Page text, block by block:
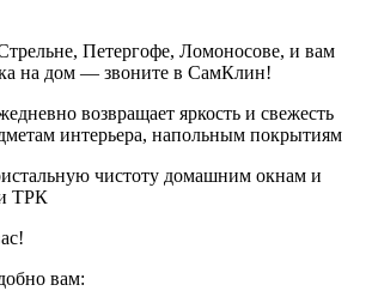
Петергофе, Ломоносове, и вам
на дом — звоните в СамКлин!
возвращает яркость и свежесть
интерьера, напольным покрытиям
чистоту домашним окнам и
ТРК
вам: